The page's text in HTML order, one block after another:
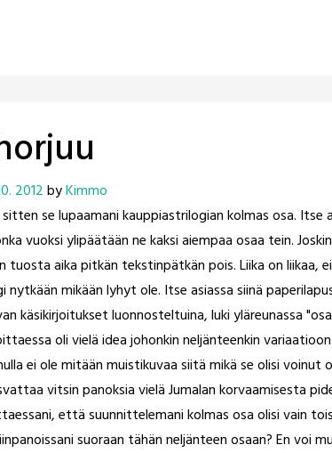
2012byKimmo
se lupaamani kauppiastrilogian kolmas osa. Itse
vuoksi ylipäätään ne kaksi aiempaa osaa tein.
tuosta aika pitkän tekstinpätkän pois. Liika on liikaa,
mikään lyhyt ole. Itse asiassa siinä
käsikirjoitukset luonnosteltuina, luki yläreunassa
oli vielä idea johonkin neljänteenkin
ei ole mitään muistikuvaa siitä mikä se olisi voinut
vitsin panoksia vielä Jumalan korvaamisesta
että suunnittelemani kolmas osa olisi vain
suoraan tähän neljänteen osaan? En voi